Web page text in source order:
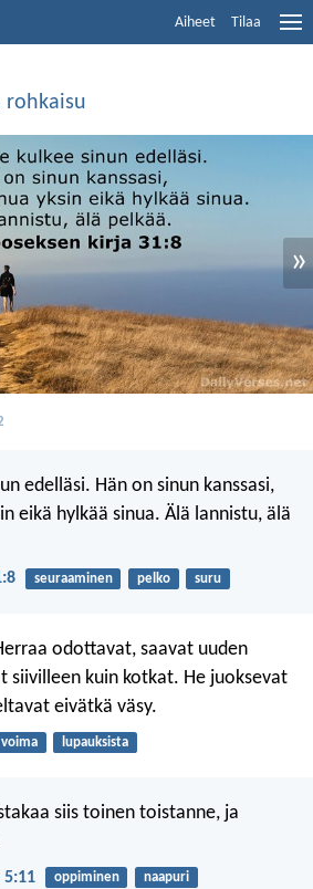
Aiheet Tilaa
rohkaisu
»
edelläsi. Hän on sinun kanssasi,
eikä hylkää sinua. Älä lannistu, älä
seuraaminen pelko suru
odottavat, saavat uuden
siivilleen kuin kotkat. He juoksevat
eivätkä väsy.
voima lupauksista
siis toinen toistanne, ja
5:11 oppiminen naapuri